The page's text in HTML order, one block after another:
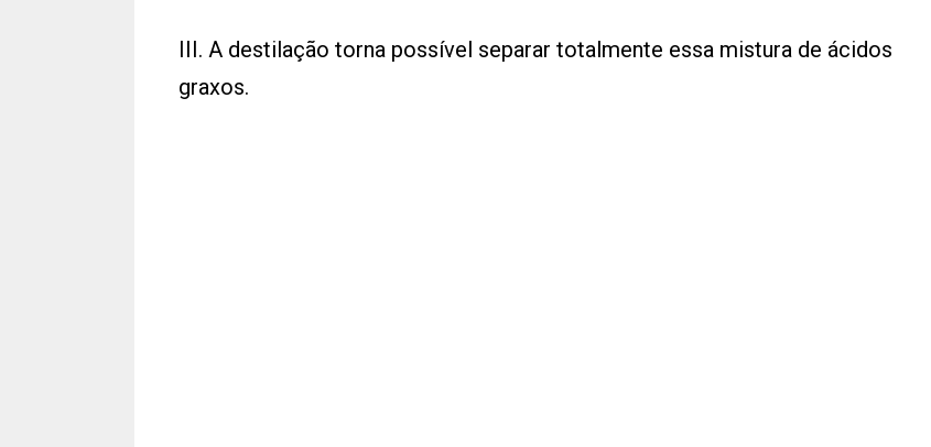
III. A destilação torna possível separar totalmente essa mistura de ácidos
graxos.